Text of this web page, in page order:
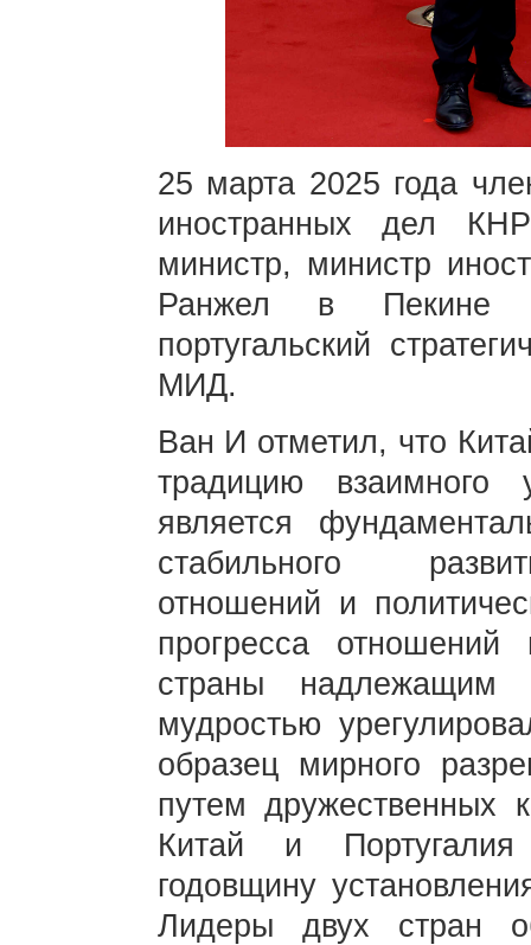
25 марта 2025 года
иностранных дел
министр, министр
Ранжел в Пекине
португальский
МИД.
Ван И отметил, что
традицию
является
стабильного
отношений и
прогресса
страны надлежащим
мудростью
образец мирного
путем дружественных
Китай и
годовщину
Лидеры двух стран